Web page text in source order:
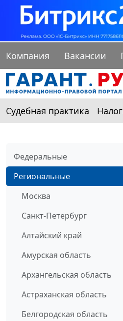
Компания Вакансии
Судебная практика
Федеральные
Региональные
Москва
Санкт-Петербург
Алтайский край
Амурская область
Архангельская область
Астраханская область
Белгородская область